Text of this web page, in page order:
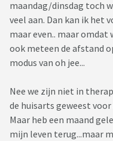
maandag/dinsdag toch
veel aan. Dan kan ik het
maar even.. maar
ook meteen de afstand
modus van oh jee...
Nee we zijn niet in
de huisarts geweest
Maar heb een maand
mijn leven terug...maar